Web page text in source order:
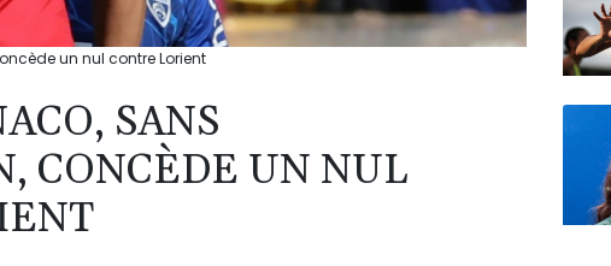
un nul contre Lorient
SANS
CONCÈDE UN NUL